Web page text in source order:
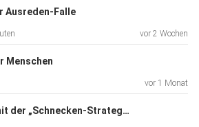
Ausreden-Falle
vor 2 Wochen
Menschen
vor 1 Monat
Expansion mit der „Schnecken-Strategie“